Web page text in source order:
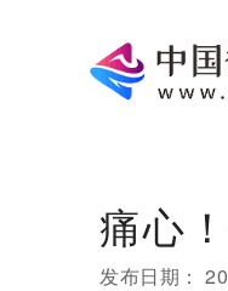
痛心
发布日期：